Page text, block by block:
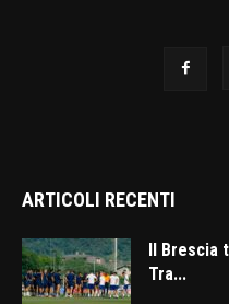
ARTICOLI RECENTI
Il
Tra...